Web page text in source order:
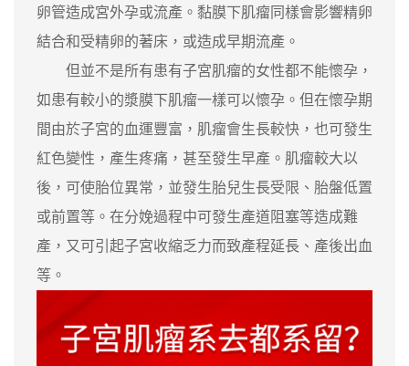
卵管造成宮外孕或流產。黏膜下肌瘤同樣會影響精卵
結合和受精卵的著床，或造成早期流產。
但並不是所有患有子宮肌瘤的女性都不能懷孕，
如患有較小的漿膜下肌瘤一樣可以懷孕。但在懷孕期
間由於子宮的血運豐富，肌瘤會生長較快，也可發生
紅色變性，產生疼痛，甚至發生早產。肌瘤較大以
後，可使胎位異常，並發生胎兒生長受限、胎盤低置
或前置等。在分娩過程中可發生產道阻塞等造成難
產，又可引起子宮收縮乏力而致產程延長、產後出血
等。